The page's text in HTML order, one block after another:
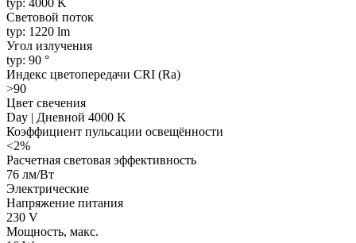
Световой поток
typ: 1220 lm
Угол излучения
typ: 90 °
Индекс цветопередачи CRI (Ra)
>90
Цвет свечения
Day | Дневной 4000 K
Коэффициент пульсации освещённости
<2%
Расчетная световая эффективность
76 лм/Вт
Электрические
Напряжение питания
230 V
Мощность, макс.